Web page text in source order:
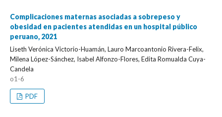
Complicaciones maternas asociadas a sobrepeso y
obesidad en pacientes atendidas en un hospital público
peruano, 2021
Liseth Verónica Victorio-Huamán, Lauro Marcoantonio Rivera-Felix,
Milena López-Sánchez, Isabel Alfonzo-Flores, Edita Romualda Cuya-
Candela
o1-6
PDF